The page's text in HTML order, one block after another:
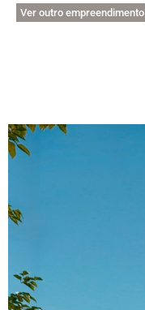
Ver outro empreendimento